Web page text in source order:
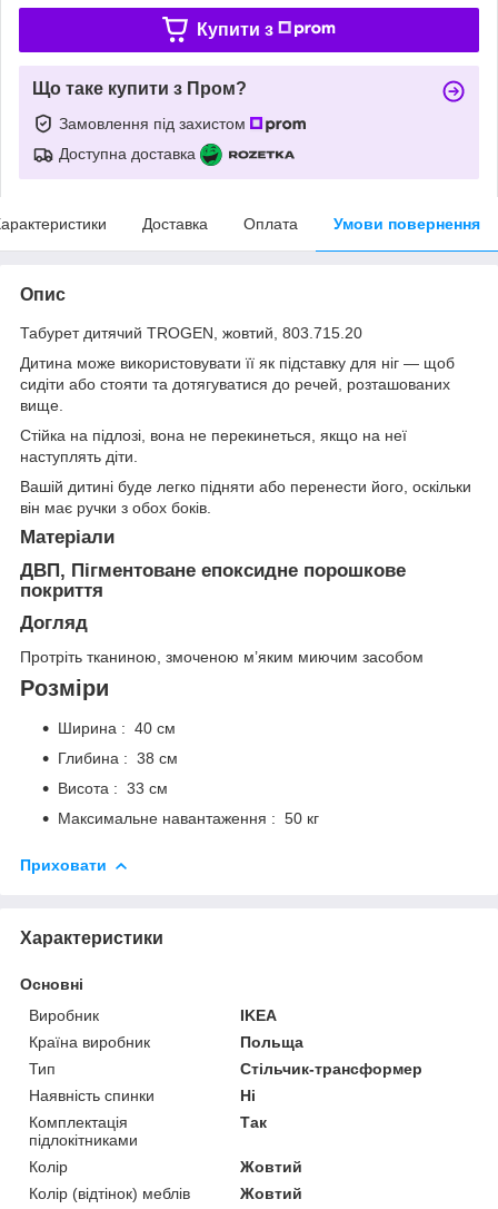
Купити з
Що таке купити з Пром?
Замовлення під захистом
Доступна доставка
Доставка Оплата Умови повернення
Опис
Табурет дитячий TROGEN, жовтий, 803.715.20
Дитина може використовувати її як підставку для ніг — щоб
сидіти або стояти та дотягуватися до речей, розташованих
вище.
Стійка на підлозі, вона не перекинеться, якщо на неї
наступлять діти.
Вашій дитині буде легко підняти або перенести його, оскільки
він має ручки з обох боків.
Матеріали
ДВП, Пігментоване епоксидне порошкове
покриття
Догляд
Протріть тканиною, змоченою м’яким миючим засобом
Розміри
Ширина : 40 см
Глибина : 38 см
Висота : 33 см
Максимальне навантаження : 50 кг
Приховати
Характеристики
Основні
Виробник
IKEA
Країна виробник
Польща
Тип
Стільчик-трансформер
Наявність спинки
Ні
Комплектація
підлокітниками
Так
Колір
Жовтий
Колір (відтінок) меблів
Жовтий